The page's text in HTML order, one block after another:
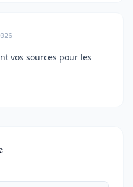
vos sources pour les